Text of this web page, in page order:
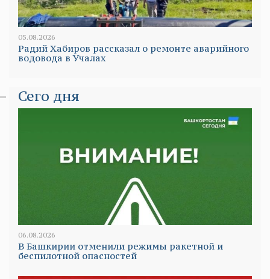
05.08.2026
Радий Хабиров рассказал о ремонте аварийного
водовода в Учалах
Сего дня
06.08.2026
В Башкирии отменили режимы ракетной и
беспилотной опасностей